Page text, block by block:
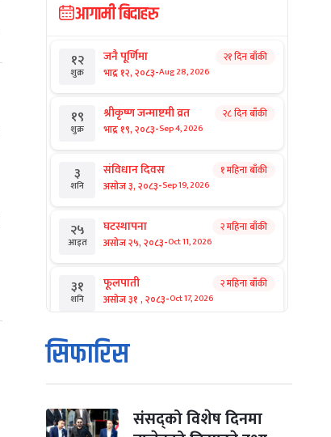
आगामी बिदाहरु
१२
शुक्र
जनै पूर्णिमा
भाद्र १२, २०८३-Aug 28, 2026
२१ दिन बाँकी
१९
शुक्र
श्रीकृष्ण जन्माष्टमी व्रत
भाद्र १९, २०८३-Sep 4, 2026
२८ दिन बाँकी
३
शनि
संविधान दिवस
असोज ३, २०८३-Sep 19, 2026
१ महिना बाँकी
२५
आइत
घटस्थापना
असोज २५, २०८३-Oct 11, 2026
२ महिना बाँकी
३१
शनि
फूलपाती
असोज ३१ , २०८३-Oct 17, 2026
२ महिना बाँकी
१
आइत
कार्तिक सङ्क्रान्ति
कार्तिक १, २०८३
मंगल कार्तिक ३, २०८३-Oct 20, 2026
सिफारिस
संसद्को विशेष दिनमा